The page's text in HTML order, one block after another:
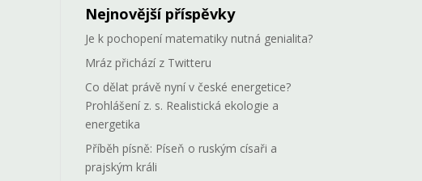
Nejnovější příspěvky
Je k pochopení matematiky nutná genialita?
Mráz přichází z Twitteru
Co dělat právě nyní v české energetice?
Prohlášení z. s. Realistická ekologie a
energetika
Příběh písně: Píseň o ruským císaři a
prajským králi